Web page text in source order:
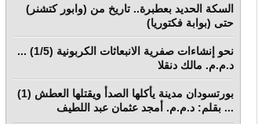
السكة الحديد بعطبرة.. تاريخ من (وابور كتشنر)
حتى (بوابة فكتوريا)
نحو إنشاءات صفرية الانبعاثات الكربونية (1/5) ...
د.م.م. مالك دنقلا
بورتسودان مدينة يأكلها الصدأ ويقتلها العطش (1)
... بقلم: د.م.م. أمجد عثمان عبد اللطيف